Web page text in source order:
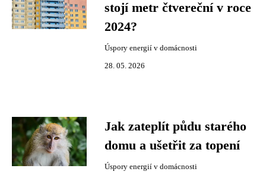
stojí metr čtvereční v roce
2024?
Úspory energií v domácnosti
28. 05. 2026
Jak zateplít půdu starého
domu a ušetřit za topení
Úspory energií v domácnosti